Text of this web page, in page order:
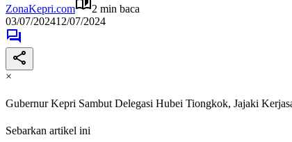
ZonaKepri.com
2 min baca
03/07/202412/07/2024
×
Gubernur Kepri Sambut Delegasi Hubei Tiongkok, Jajaki
Sebarkan artikel ini